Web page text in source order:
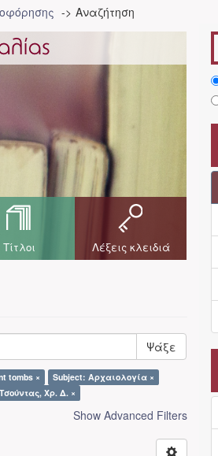
Αναζήτηση
Τίτλοι Λέξεις κλειδιά
Ψάξε
tombs ×
Subject: Αρχαιολογία ×
Χρ. Δ. ×
Show Advanced Filters